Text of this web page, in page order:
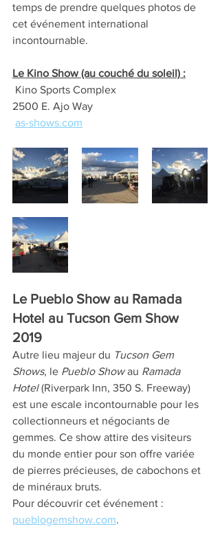
temps de prendre quelques photos de
cet événement international
incontournable.
Le Kino Show (au couché du soleil) :
Kino Sports Complex
2500 E. Ajo Way
as-shows.com
Le Pueblo Show au Ramada
Hotel au Tucson Gem Show
2019
Autre lieu majeur du Tucson Gem
Shows, le Pueblo Show au Ramada
Hotel (Riverpark Inn, 350 S. Freeway)
est une escale incontournable pour les
collectionneurs et négociants de
gemmes. Ce show attire des visiteurs
du monde entier pour son offre variée
de pierres précieuses, de cabochons et
de minéraux bruts.
Pour découvrir cet événement :
pueblogemshow.com.